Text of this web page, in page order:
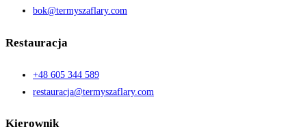
bok@termyszaflary.com
Restauracja
+48 605 344 589
restauracja@termyszaflary.com
Kierownik